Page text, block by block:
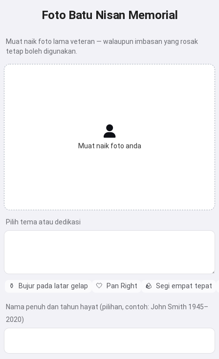
Foto Batu Nisan Memorial
Muat naik foto lama veteran — walaupun imbasan yang rosak
tetap boleh digunakan.
Muat naik foto anda
Pilih tema atau dedikasi
⚱️ Bujur pada latar gelap 🤍 Pan Right 🪨 Segi empat tepat
Nama penuh dan tahun hayat (pilihan, contoh: John Smith 1945–
2020)